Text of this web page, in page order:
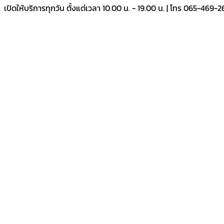
เปิดให้บริการทุกวัน ตั้งแต่เวลา 10.00 น. - 19.00 น. | โทร 065-469-